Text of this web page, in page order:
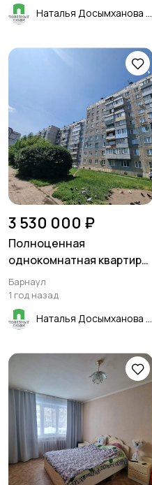
Наталья Досымханова
3 530 000 ₽
Полноценная
однокомнатная квартира!
В Индустриальном
районе!
Барнаул
1 год назад
Наталья Досымханова